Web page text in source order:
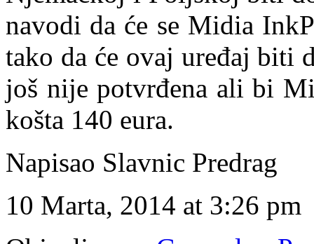
navodi da će se Midia
tako da će ovaj uređaj biti
još nije potvrđena ali bi
košta 140 eura.
Napisao Slavnic Predrag
10 Marta, 2014 at 3:26 pm